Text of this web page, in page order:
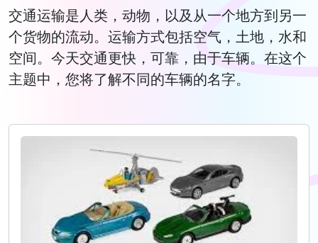
交通运输是人类，动物，以及从一个地方到另一
个货物的流动。运输方式包括空气，土地，水和
空间。今天交通更快，可靠，由于车辆。在这个
主题中，您将了解不同的车辆的名字。